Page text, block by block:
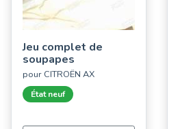
Jeu complet de
soupapes
pour CITROËN AX
État neuf